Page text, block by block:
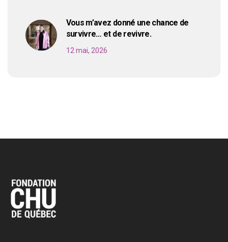
Vous m’avez donné une chance de
survivre… et de revivre.
12 mai, 2026